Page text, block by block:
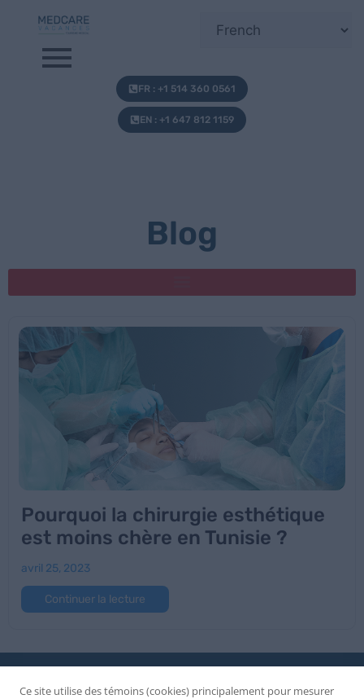
FR : +1 514 360 0561
EN : +1 647 812 1159
Blog
Pourquoi la chirurgie esthétique
est moins chère en Tunisie ?
avril 25, 2023
Continuer la lecture
Ce site utilise des témoins (cookies) principalement pour mesurer